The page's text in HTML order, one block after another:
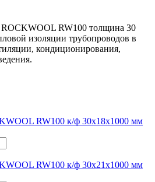
RW100 толщина 30
изоляции трубопроводов в
кондиционирования,
RW100 к/ф 30x18x1000 мм
RW100 к/ф 30x21x1000 мм